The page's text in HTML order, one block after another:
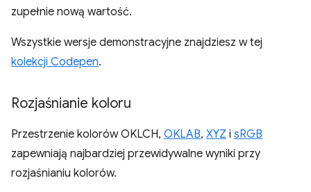
zupełnie nową wartość.
Wszystkie wersje demonstracyjne znajdziesz w tej
kolekcji Codepen.
Rozjaśnianie koloru
Przestrzenie kolorów OKLCH, OKLAB, XYZ i sRGB
zapewniają najbardziej przewidywalne wyniki przy
rozjaśnianiu kolorów.